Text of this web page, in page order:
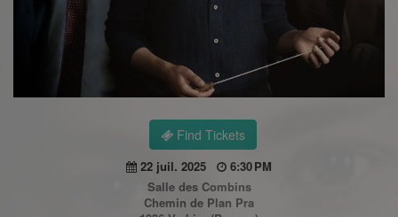
Find Tickets
22 juil. 2025
6:30 PM
Salle des Combins
Chemin de Plan Pra